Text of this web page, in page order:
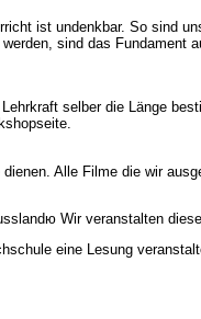
ist undenkbar. So sind
sind das
selber die Länge
Alle Filme die wir
Wir veranstalten
eine Lesung